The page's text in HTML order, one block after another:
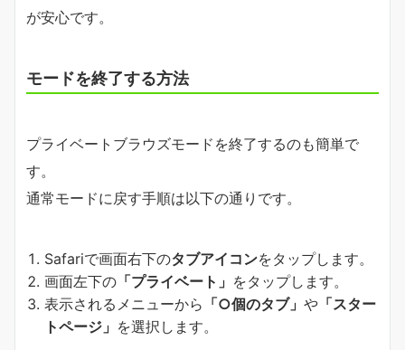
が安心です。
モードを終了する方法
プライベートブラウズモードを終了するのも簡単で
す。
通常モードに戻す手順は以下の通りです。
Safariで画面右下のタブアイコンをタップします。
画面左下の 「プライベート」 をタップします。
表示されるメニューから 「○個のタブ」 や 「スター
トページ」 を選択します。